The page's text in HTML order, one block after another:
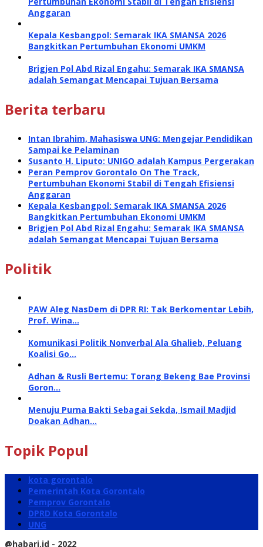
Anggaran
Kepala Kesbangpol: Semarak IKA SMANSA 2026
Bangkitkan Pertumbuhan Ekonomi UMKM
Brigjen Pol Abd Rizal Engahu: Semarak IKA SMANSA
adalah Semangat Mencapai Tujuan Bersama
Berita terbaru
Intan Ibrahim, Mahasiswa UNG: Mengejar Pendidikan
Sampai ke Pelaminan
Susanto H. Liputo: UNIGO adalah Kampus Pergerakan
Peran Pemprov Gorontalo On The Track,
Pertumbuhan Ekonomi Stabil di Tengah Efisiensi
Anggaran
Kepala Kesbangpol: Semarak IKA SMANSA 2026
Bangkitkan Pertumbuhan Ekonomi UMKM
Brigjen Pol Abd Rizal Engahu: Semarak IKA SMANSA
adalah Semangat Mencapai Tujuan Bersama
Politik
PAW Aleg NasDem di DPR RI: Tak Berkomentar Lebih,
Prof. Wina…
Komunikasi Politik Nonverbal Ala Ghalieb, Peluang
Koalisi Go…
Adhan & Rusli Bertemu: Torang Bekeng Bae Provinsi
Goron…
Menuju Purna Bakti Sebagai Sekda, Ismail Madjid
Doakan Adhan…
Topik Popul
kota gorontalo
Pemerintah Kota Gorontalo
Pemprov Gorontalo
DPRD Kota Gorontalo
UNG
@habari.id - 2022